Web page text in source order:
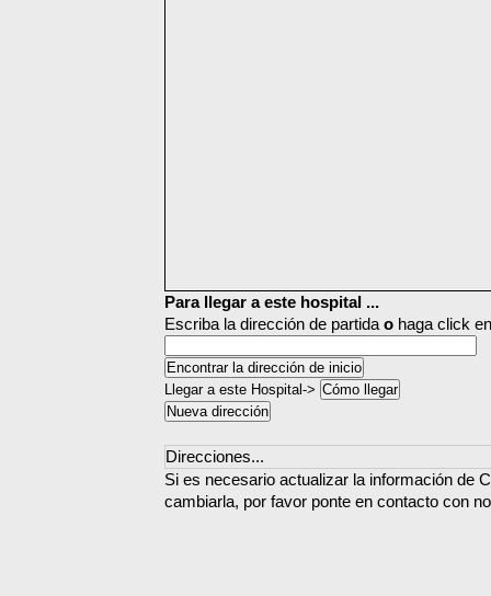
Para llegar a este hospital ...
Escriba la dirección de partida o haga click
Llegar a este Hospital->
Direcciones...
Si es necesario actualizar la información de
cambiarla, por favor ponte en contacto con